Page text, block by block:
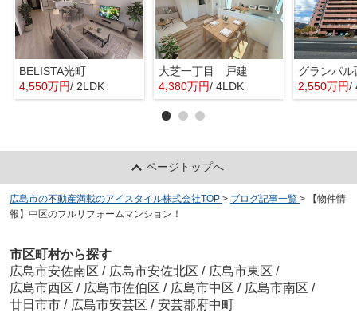
BELISTA光町
4,550万円/ 2LDK
大芝一丁目 戸建
4,380万円/ 4LDK
グランパル
2,550万円/
ページトップへ
広島市の不動産満載のアイスタイル株式会社TOP > ブログ記事一覧 >
【物件情
報】中区のフルリフォームマンション！
市区町村から探す
広島市安佐南区 / 広島市安佐北区 / 広島市東区 /
広島市西区 / 広島市佐伯区 / 広島市中区 / 広島市南区 /
廿日市市 / 広島市安芸区 / 安芸郡府中町